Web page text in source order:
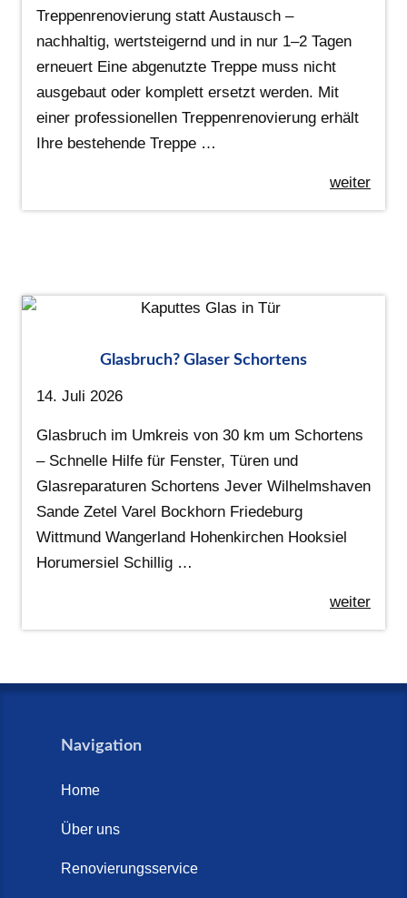
Treppenrenovierung statt Austausch –
nachhaltig, wertsteigernd und in nur 1–2 Tagen
erneuert Eine abgenutzte Treppe muss nicht
ausgebaut oder komplett ersetzt werden. Mit
einer professionellen Treppenrenovierung erhält
Ihre bestehende Treppe …
weiter
Glasbruch? Glaser Schortens
14. Juli 2026
Glasbruch im Umkreis von 30 km um Schortens
– Schnelle Hilfe für Fenster, Türen und
Glasreparaturen Schortens Jever Wilhelmshaven
Sande Zetel Varel Bockhorn Friedeburg
Wittmund Wangerland Hohenkirchen Hooksiel
Horumersiel Schillig …
weiter
Navigation
Home
Über uns
Renovierungsservice